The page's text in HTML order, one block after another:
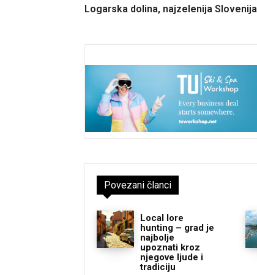
Logarska dolina, najzelenija Slovenija
Povezani članci
Local lore
hunting – grad je
najbolje
upoznati kroz
njegove ljude i
tradiciju